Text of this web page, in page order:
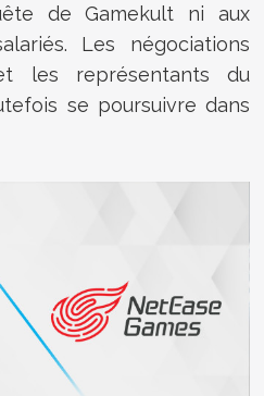
de Gamekult ni aux
Les négociations
les représentants du
se poursuivre dans